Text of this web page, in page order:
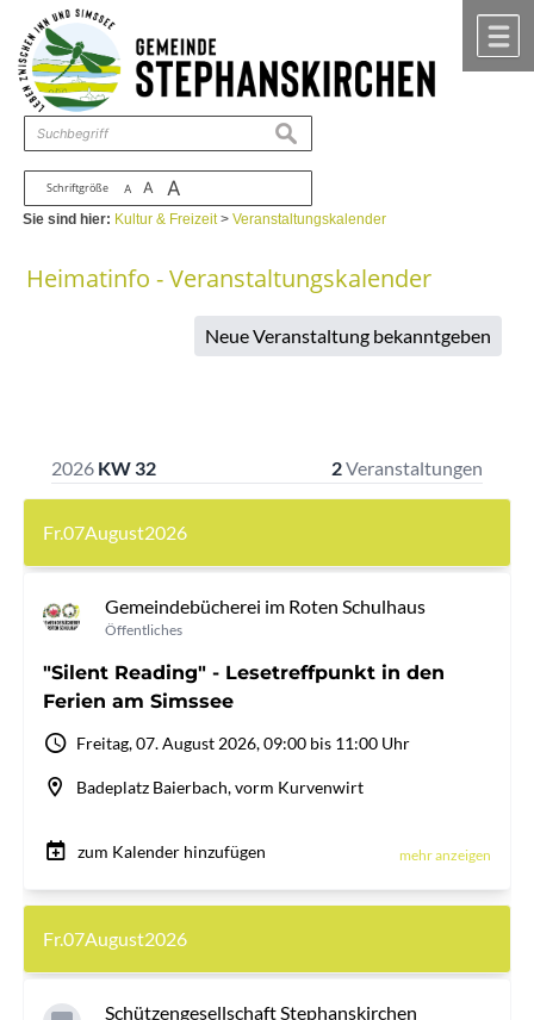
Zum Inhalt ,zur Navigation
Schriftgröße A A A
suchen
Sie sind hier: Kultur & Freizeit>Veranstaltungskalender
Heimatinfo - Veranstaltungskalender